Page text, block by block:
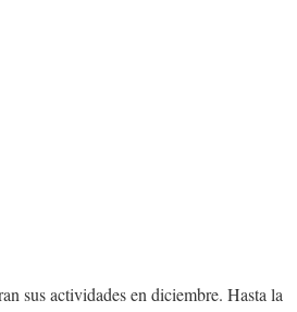
sus actividades en diciembre. Hasta la